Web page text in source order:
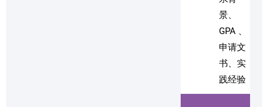
景、
GPA 、
申请文
书、实
践经验